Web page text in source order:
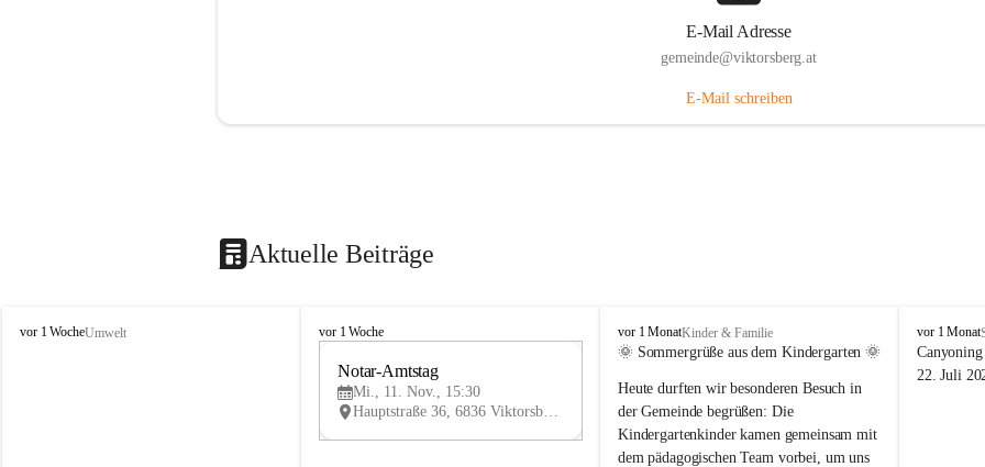
E-Mail Adresse
gemeinde@viktorsberg.at
E-Mail schreiben
Aktuelle Beiträge
V
vor 1 WocheUmwelt
V
vor 1 Woche
V
Notar-Amtstag
Mi., 11. Nov., 15:30
Hauptstraße 36, 6836 Viktorsberg, AUT
V
i
t
o
r
s
vor 1 MonatKinder & Familie
🌞 Sommergrüße aus dem Kindergarten 🌞
Heute durften wir besonderen Besuch in
der Gemeinde begrüßen: Die
Kindergartenkinder kamen gemeinsam mit
dem pädagogischen Team vorbei, um uns
V
i
k
vor 1 Monat
22. Juli